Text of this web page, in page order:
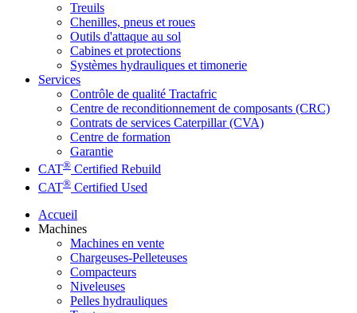
Treuils
Chenilles, pneus et roues
Outils d'attaque au sol
Cabines et protections
Systèmes hydrauliques et timonerie
Services
Contrôle de qualité Tractafric
Centre de reconditionnement de composants (CRC)
Contrats de services Caterpillar (CVA)
Centre de formation
Garantie
CAT® Certified Rebuild
CAT® Certified Used
Accueil
Machines
Machines en vente
Chargeuses-Pelleteuses
Compacteurs
Niveleuses
Pelles hydrauliques